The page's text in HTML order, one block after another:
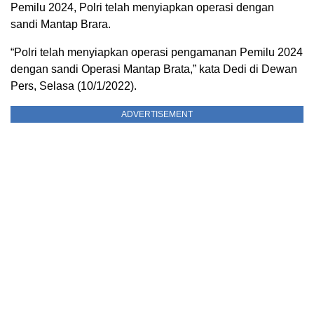
Pemilu 2024, Polri telah menyiapkan operasi dengan
sandi Mantap Brara.
“Polri telah menyiapkan operasi pengamanan Pemilu 2024
dengan sandi Operasi Mantap Brata,” kata Dedi di Dewan
Pers, Selasa (10/1/2022).
ADVERTISEMENT